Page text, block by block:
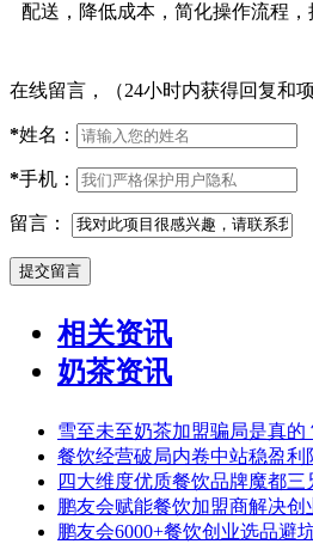
配送，降低成本，简化操作流程，
在线留言，（24小时内获得回复和项
*姓名：
*手机：
留言：
相关资讯
奶茶资讯
雪至未至奶茶加盟骗局是真的
餐饮经营破局内卷中站稳盈利
四大维度优质餐饮品牌魔都三
鹏友会赋能餐饮加盟商解决创
鹏友会6000+餐饮创业选品避